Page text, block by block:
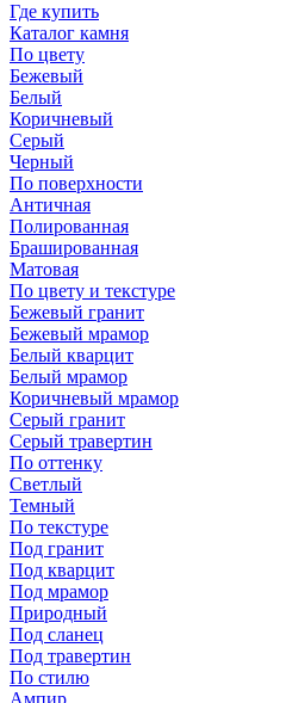
Где купить
Каталог камня
По цвету
Бежевый
Белый
Коричневый
Серый
Черный
По поверхности
Античная
Полированная
Брашированная
Матовая
По цвету и текстуре
Бежевый гранит
Бежевый мрамор
Белый кварцит
Белый мрамор
Коричневый мрамор
Серый гранит
Серый травертин
По оттенку
Светлый
Темный
По текстуре
Под гранит
Под кварцит
Под мрамор
Природный
Под сланец
Под травертин
По стилю
Ампир